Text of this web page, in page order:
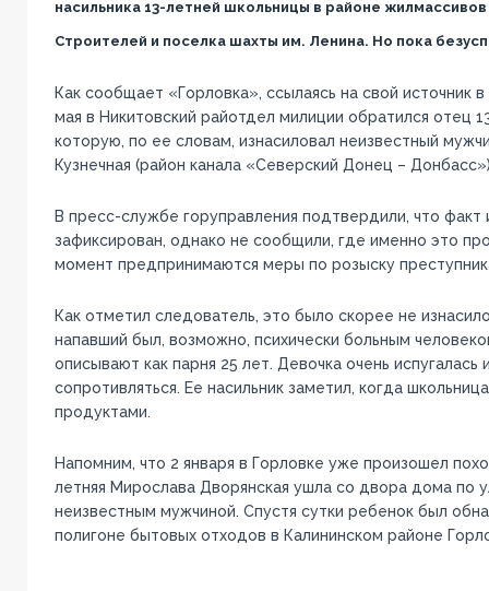
насильника 13-летней школьницы в районе
Строителей и поселка шахты им. Ленина. Но пока
Как сообщает «Горловка», ссылаясь на свой источник
мая в Никитовский райотдел милиции обратился отец
которую, по ее словам, изнасиловал неизвестный
Кузнечная (район канала «Северский Донец –
В пресс-службе горуправления подтвердили, что факт
зафиксирован, однако не сообщили, где именно это
момент предпринимаются меры по розыску
Как отметил следователь, это было скорее не
напавший был, возможно, психически больным
описывают как парня 25 лет. Девочка очень испугалась
сопротивляться. Ее насильник заметил, когда
продуктами.
Напомним, что 2 января в Горловке уже произошел
летняя Мирослава Дворянская ушла со двора дома по
неизвестным мужчиной. Спустя сутки ребенок был
полигоне бытовых отходов в Калининском районе